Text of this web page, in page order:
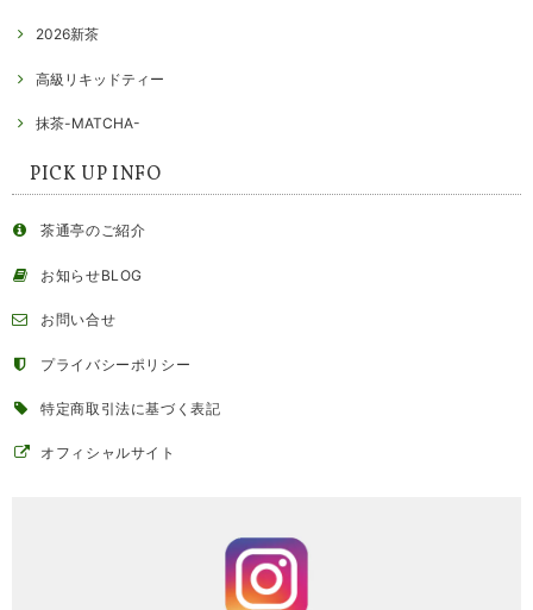
2026新茶
高級リキッドティー
抹茶-MATCHA-
PICK UP INFO
茶通亭のご紹介
お知らせBLOG
お問い合せ
プライバシーポリシー
特定商取引法に基づく表記
オフィシャルサイト